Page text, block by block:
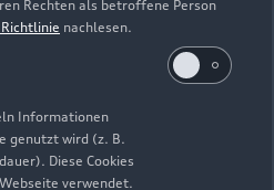
Rechten als betroffene Person
nachlesen.
Informationen
genutzt wird (z. B.
Diese Cookies
verwendet.